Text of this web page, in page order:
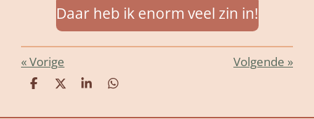
Daar heb ik enorm veel zin in!
«Vorige Volgende »
D
D
S
D